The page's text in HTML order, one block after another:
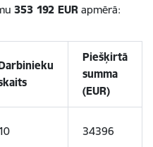
353 192 EUR apmērā:
Piešķirtā
summa
(EUR)
34396